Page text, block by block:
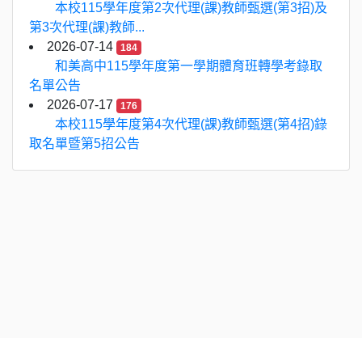
本校115學年度第2次代理(課)教師甄選(第3招)及
第3次代理(課)教師...
2026-07-14
184
和美高中115學年度第一學期體育班轉學考錄取
名單公告
2026-07-17
176
本校115學年度第4次代理(課)教師甄選(第4招)錄
取名單暨第5招公告